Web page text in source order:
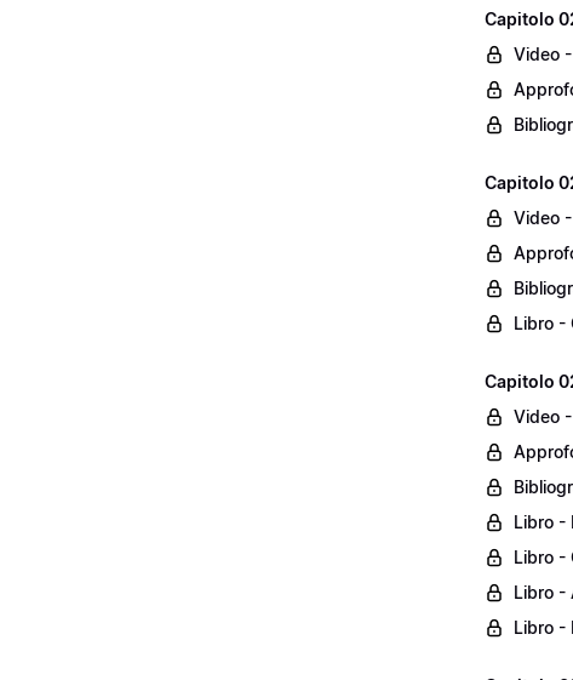
Capitolo
Video
Capitolo
Video
Libro -
Capitolo
Video
Libro -
Libro -
Libro -
Libro -